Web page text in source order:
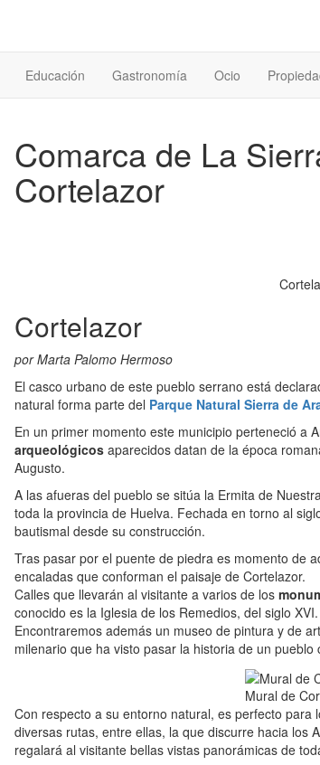
Educación Gastronomía Ocio
Comarca de La
Cortelazor
Cortelazor
por Marta Palomo Hermoso
El casco urbano de este pueblo serrano está
natural forma parte del Parque Natural Sierra de
En un primer momento este municipio perteneció a
arqueológicos aparecidos datan de la época
Augusto.
A las afueras del pueblo se sitúa la Ermita de
toda la provincia de Huelva. Fechada en torno al
bautismal desde su construcción.
Tras pasar por el puente de piedra es momento de
encaladas que conforman el paisaje de Cortelazor.
Calles que llevarán al visitante a varios de los
conocido es la Iglesia de los Remedios, del siglo XVI.
Encontraremos además un museo de pintura y de
milenario que ha visto pasar la historia de un
Mural de
Con respecto a su entorno natural, es perfecto para
diversas rutas, entre ellas, la que discurre hacia los
regalará al visitante bellas vistas panorámicas de